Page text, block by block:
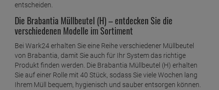
entscheiden.
Die Brabantia Müllbeutel (H) – entdecken Sie die
verschiedenen Modelle im Sortiment
Bei Wark24 erhalten Sie eine Reihe verschiedener Müllbeutel
von Brabantia, damit Sie auch für Ihr System das richtige
Produkt finden werden. Die Brabantia Müllbeutel (H) erhalten
Sie auf einer Rolle mit 40 Stück, sodass Sie viele Wochen lang
Ihrem Müll bequem, hygienisch und sauber entsorgen können.